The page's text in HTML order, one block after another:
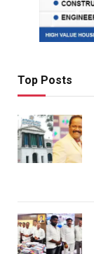
Top Posts